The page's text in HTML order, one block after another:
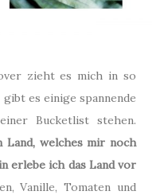
zieht es mich in so
es einige spannende
Bucketlist stehen.
Land, welches mir noch
erlebe ich das Land vor
Vanille, Tomaten und